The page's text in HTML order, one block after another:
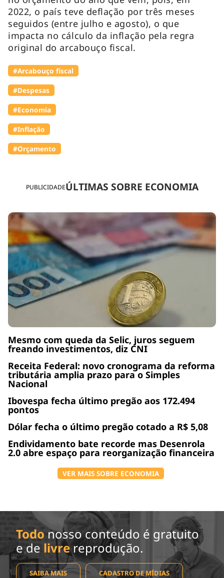
PUBLICIDADEÚLTIMAS SOBRE ECONOMIA
Mesmo com queda da Selic, juros seguem
freando investimentos, diz CNI
Receita Federal: novo cronograma da reforma
tributária amplia prazo para o Simples
Nacional
Ibovespa fecha último pregão aos 172.494
pontos
Dólar fecha o último pregão cotado a R$ 5,08
Endividamento bate recorde mas Desenrola
2.0 abre espaço para reorganização financeira
VER MAIS SOBRE ECONOMIA
2022, o país teve deflação por três meses
seguidos (entre julho e agosto), o que
impacta no cálculo da inflação pela regra
original do arcabouço fiscal.
#Arcabouço fiscal
#Despesas
#Economia
#Inflação
#Orçamento
Todo nosso conteúdo é gratuito
e de livrereprodução.
SAIBA MAIS CADASTRO DE MÍDIAS